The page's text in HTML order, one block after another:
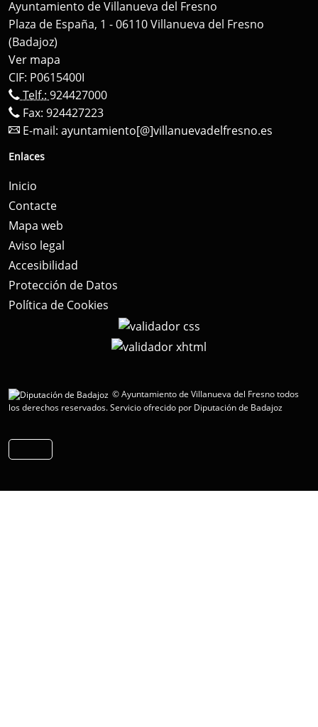
Ayuntamiento de Villanueva del Fresno
Plaza de España, 1 - 06110 Villanueva del Fresno
(Badajoz)
Ver mapa
CIF: P0615400I
Telf.: 924427000
Fax: 924427223
E-mail: ayuntamiento[@]villanuevadelfresno.es
Enlaces
Inicio
Contacte
Mapa web
Aviso legal
Accesibilidad
Protección de Datos
Política de Cookies
© Ayuntamiento de Villanueva del Fresno todos
los derechos reservados.Servicio ofrecido por Diputación de Badajoz